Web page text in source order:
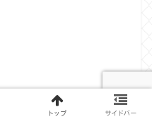
トップ サイドバー